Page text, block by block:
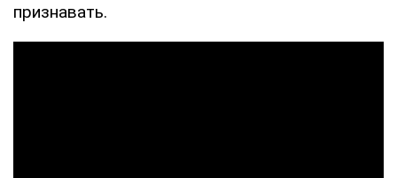
признавать.